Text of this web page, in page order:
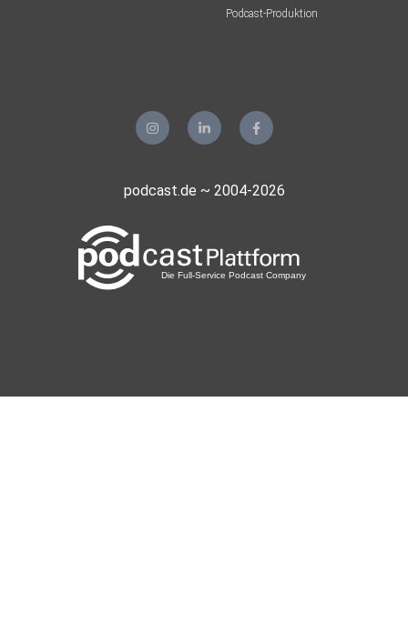
Podcast-Produktion
podcast.de ~ 2004-2026